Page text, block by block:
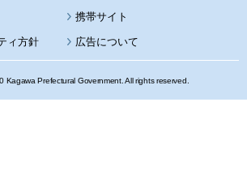
携帯サイト
ィ方針 広告について
Kagawa Prefectural Government. All rights reserved.